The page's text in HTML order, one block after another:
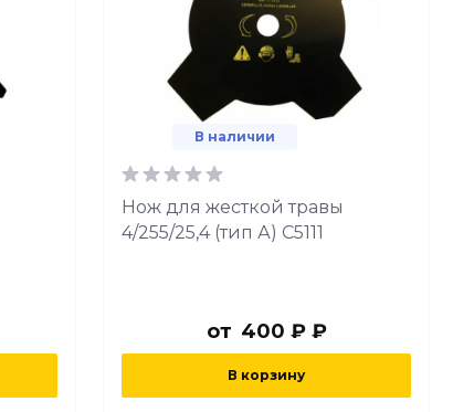
В наличии
Нож для жесткой травы
4/255/25,4 (тип А) C5111
от 400 ₽ ₽
В корзину